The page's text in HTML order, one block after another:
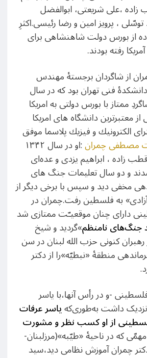
،علی شریعتی، ابوالفضل
توسّلی ، پرویز امین و رضا رئیسی.اکثرِ
از بورس دولت شاهنشاهی برای
رفته بودند.
از شاگردان برجستۀ مهندس
فنی تهران بود که در سال
شاگردِ ممتاز با بورس دولتی به امريكا
معتبرترين دانشگاه های امريكا
الكترونيك و فيزيك پلاسما موفق
مصطفی چمران :او در سال ۱۳۴۲
قطب زاده ، ابراهیم یزدی و عده‌ای
و دو سال تعلیمات جنگ های
مخفی دید و سپس با برخی دیگر از
به فلسطین رفت.چمران در
دارای چنان موقعیـّت ممتازی شد
نامنظم»گردید و شیخ
رهبران کنونی حزب الله لبنان در سن
منطقۀ «نبطیّه»را از دکتر
-و در رأس آنها،با یاسر
داشت به‌طوری‌کهیاسر عرفات
از او کسب نظر و مشورت
مهمّی که در ناحیۀ «طیّبه»(مرزلبنان-
چمران آموزش نظامی دید،سید